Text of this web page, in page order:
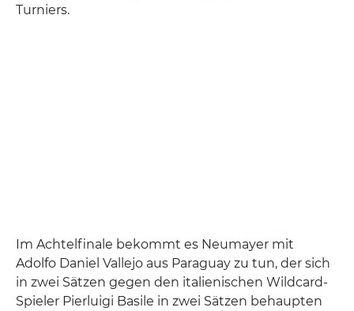
Turniers.
Im Achtelfinale bekommt es Neumayer mit
Adolfo Daniel Vallejo aus Paraguay zu tun, der sich
in zwei Sätzen gegen den italienischen Wildcard-
Spieler Pierluigi Basile in zwei Sätzen behaupten